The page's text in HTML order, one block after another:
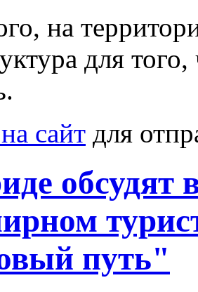
на
для
сайт для
обсудят
путь"